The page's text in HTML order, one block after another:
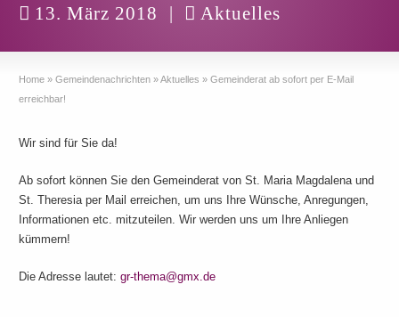
13. März 2018 | Aktuelles
Home » Gemeindenachrichten »Aktuelles » Gemeinderat ab sofort per E-Mail
erreichbar!
Wir sind für Sie da!
Ab sofort können Sie den Gemeinderat von St. Maria Magdalena und
St. Theresia per Mail erreichen, um uns Ihre Wünsche, Anregungen,
Informationen etc. mitzuteilen. Wir werden uns um Ihre Anliegen
kümmern!
Die Adresse lautet:gr-thema@gmx.de